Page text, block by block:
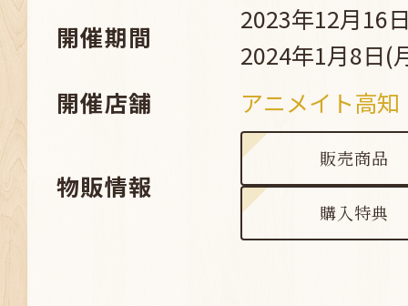
開催期間
2023年12月16
2024年1月8日(
開催店舗
アニメイト高知
物販情報
販売商品
購入特典